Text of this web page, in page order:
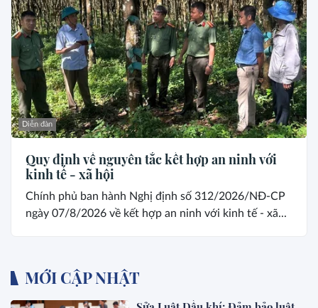
Diễn đàn
Quy định về nguyên tắc kết hợp an ninh với
kinh tế - xã hội
Chính phủ ban hành Nghị định số 312/2026/NĐ-CP
ngày 07/8/2026 về kết hợp an ninh với kinh tế - xã...
MỚI CẬP NHẬT